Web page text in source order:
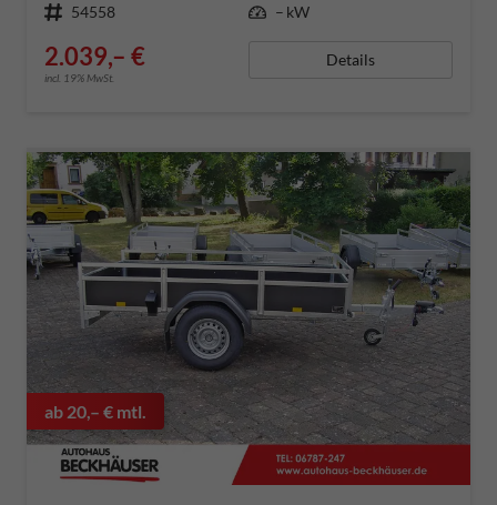
Fahrzeugnummer 54558 Leistung – kW
2.039,– €
incl. 19% MwSt.
Details
ab 20,– € mtl.